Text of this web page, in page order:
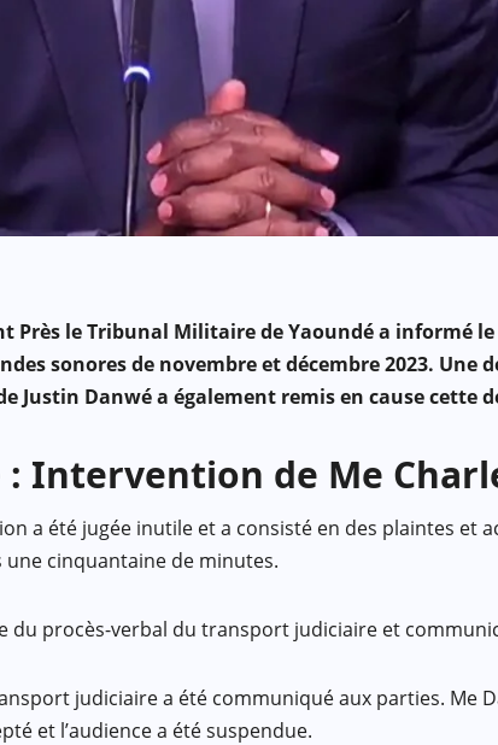
Près le Tribunal Militaire de Yaoundé a informé
sonores de novembre et décembre 2023.
Justin Danwé a également remis en cause cette
Intervention de Me
a été jugée inutile et a consisté en des plaintes
cinquantaine de minutes.
du procès-verbal du transport judiciaire et
judiciaire a été communiqué aux parties. Me
et l’audience a été suspendue.